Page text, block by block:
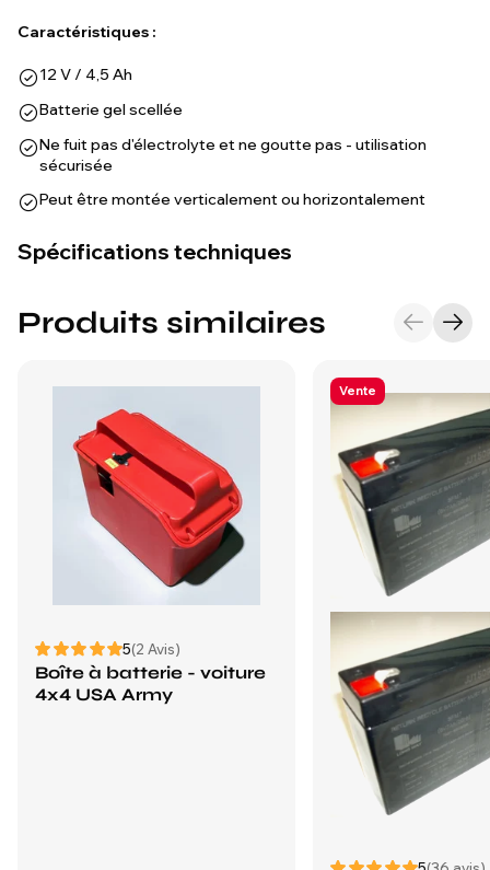
Caractéristiques :
12 V / 4,5 Ah
Batterie gel scellée
Ne fuit pas d'électrolyte et ne goutte pas - utilisation
sécurisée
Peut être montée verticalement ou horizontalement
Spécifications techniques
Produits similaires
5(2 Avis)
Boîte à batterie - voiture
4x4 USA Army
Vente